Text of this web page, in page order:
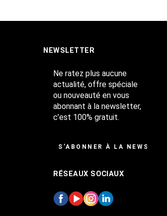
NEWSLETTER
Ne ratez plus aucune
actualité, offre spéciale
ou nouveauté en vous
abonnant à la newsletter,
c’est 100% gratuit.
S’ABONNER À LA
RÉSEAUX SOCIAUX